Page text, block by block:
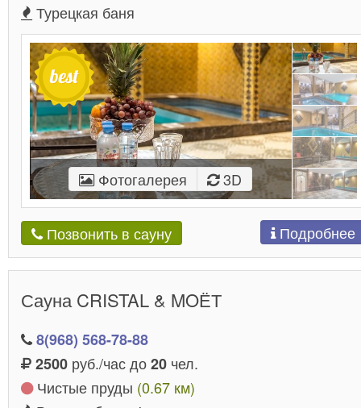
Турецкая баня
Фотогалерея 3D
Позвонить в сауну Подробнее
Сауна CRISTAL & MOЁТ
8(968) 568-78-88
2500 руб./час до20 чел.
Чистые пруды (0.67 км)